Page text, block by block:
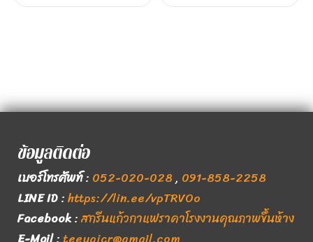
ข้อมูลติดต่อ
เบอร์โทรศัพท์: 052-020-028, 091-858-2258
LINE ID:https://lin.ee/vpTRVOo
Facebook:สกรีนแก้วกาแฟราคาโรงงานคุณภาพขึ้นห้าง